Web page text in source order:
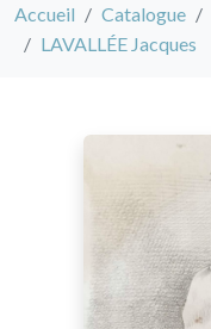
Accueil Catalogue
LAVALLÉE Jacques